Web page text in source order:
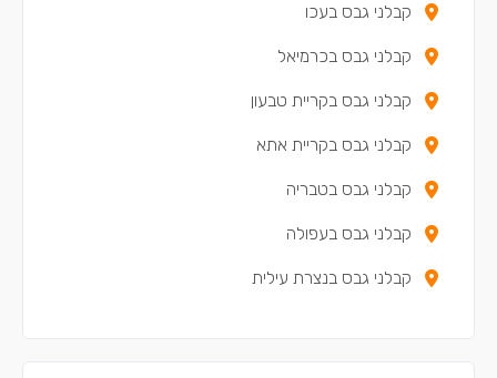
קבלני גבס בעכו
קבלני גבס בכרמיאל
קבלני גבס בקריית טבעון
קבלני גבס בקריית אתא
קבלני גבס בטבריה
קבלני גבס בעפולה
קבלני גבס בנצרת עילית
קבלני גבס בקריית ים